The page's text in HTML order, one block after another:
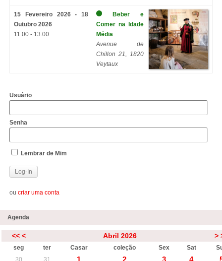
15 Fevereiro 2026 - 18
Outubro 2026
11:00 - 13:00
Beber e
Comer na Idade
Média
Avenue de
Chillon 21, 1820
Veytaux
Usuário
Senha
Lembrar de Mim
ou criar uma conta
Agenda
<< < Abril 2026 >
seg ter Casar coleção Sex Sat
30
31 1 2 3 4